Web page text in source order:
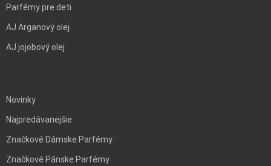
Parfémy pre deti
AJ Arganový olej
AJ jojobový olej
Novinky
Najpredávanejšie
Značkové Dámske Parfémy
Značkové Pánske Parfémy